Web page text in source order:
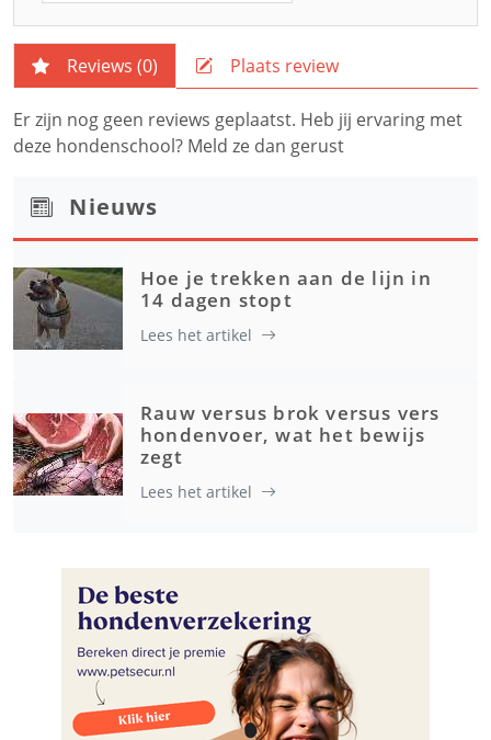
Reviews (0) Plaats review
Er zijn nog geen reviews geplaatst. Heb jij ervaring met
deze hondenschool? Meld ze dan gerust
Nieuws
Hoe je trekken aan de lijn in
14 dagen stopt
Lees het artikel
Rauw versus brok versus vers
hondenvoer, wat het bewijs
zegt
Lees het artikel